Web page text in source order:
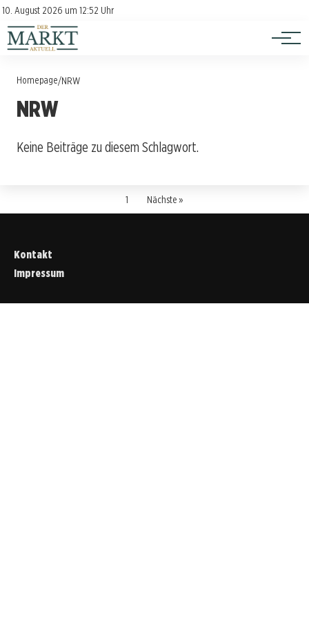
10. August 2026 um 12:52 Uhr
Kontakt
Impressum
Investition
Verbraucherschutz
Homepage/NRW
NRW
Keine Beiträge zu diesem Schlagwort.
1 Nächste »
Kontakt
Impressum